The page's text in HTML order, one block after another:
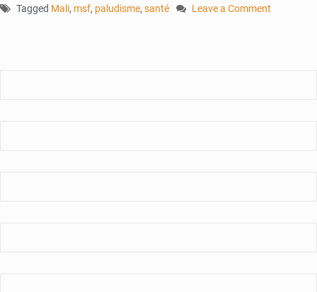
Tagged Mali, msf, paludisme, santé
Leave a Comment